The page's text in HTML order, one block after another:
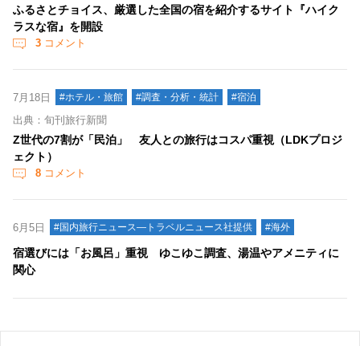
ふるさとチョイス、厳選した全国の宿を紹介するサイト『ハイク
ラスな宿』を開設
3 コメント
7月18日 #ホテル・旅館 #調査・分析・統計 #宿泊
出典：旬刊旅行新聞
Z世代の7割が「民泊」 友人との旅行はコスパ重視（LDKプロジ
ェクト）
8 コメント
6月5日 #国内旅行ニュース―トラベルニュース社提供 #海外
宿選びには「お風呂」重視 ゆこゆこ調査、湯温やアメニティに
関心